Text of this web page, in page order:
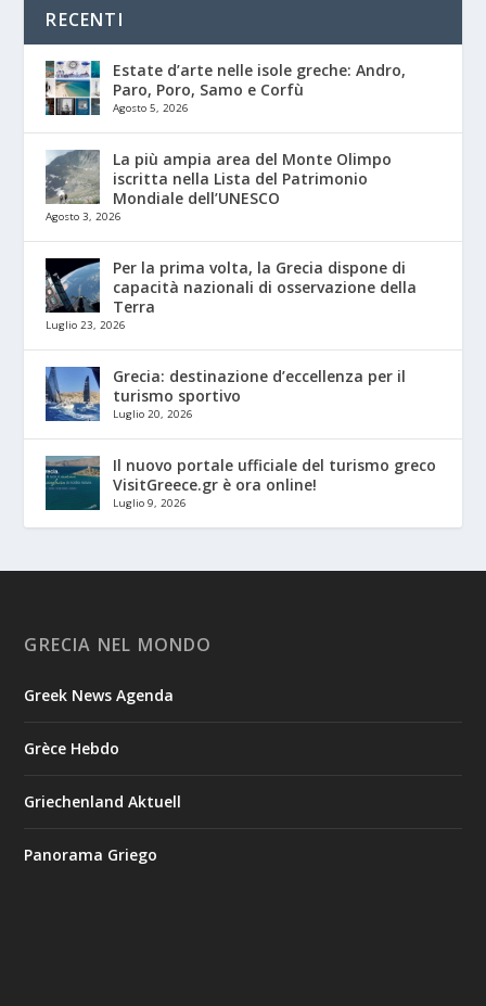
RECENTI
Estate d’arte nelle isole greche: Andro,
Paro, Poro, Samo e Corfù
Agosto 5, 2026
La più ampia area del Monte Olimpo
iscritta nella Lista del Patrimonio
Mondiale dell’UNESCO
Agosto 3, 2026
Per la prima volta, la Grecia dispone di
capacità nazionali di osservazione della
Terra
Luglio 23, 2026
Grecia: destinazione d’eccellenza per il
turismo sportivo
Luglio 20, 2026
Il nuovo portale ufficiale del turismo greco
VisitGreece.gr è ora online!
Luglio 9, 2026
GRECIA NEL MONDO
Greek News Agenda
Grèce Hebdo
Griechenland Aktuell
Panorama Griego